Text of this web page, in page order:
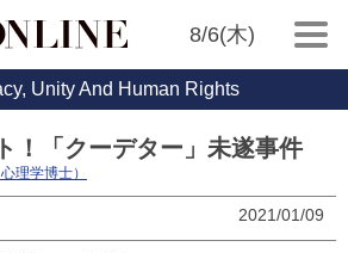
8/6(木)
Unity And Human Rights
！「クーデター」未遂事件
理学博士）
2021/01/09